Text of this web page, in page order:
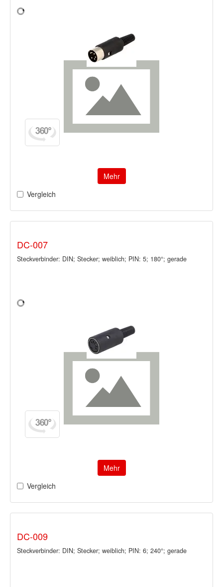
Mehr
Vergleich
DC-007
Steckverbinder: DIN; Stecker; weiblich; PIN: 5; 180°; gerade
Mehr
Vergleich
DC-009
Steckverbinder: DIN; Stecker; weiblich; PIN: 6; 240°; gerade